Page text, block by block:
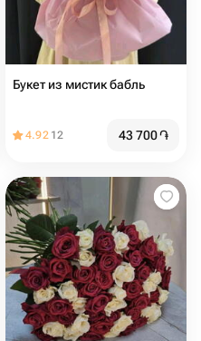
Букет из мистик бабль
4.92 12 43 700֏